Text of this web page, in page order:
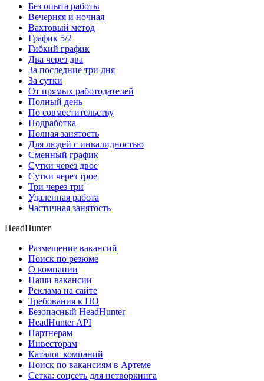
Без опыта работы
Вечерняя и ночная
Вахтовый метод
График 5/2
Гибкий график
Два через два
За последние три дня
За сутки
От прямых работодателей
Полный день
По совместительству
Подработка
Полная занятость
Для людей с инвалидностью
Сменный график
Сутки через двое
Сутки через трое
Три через три
Удаленная работа
Частичная занятость
HeadHunter
Размещение вакансий
Поиск по резюме
О компании
Наши вакансии
Реклама на сайте
Требования к ПО
Безопасный HeadHunter
HeadHunter API
Партнерам
Инвесторам
Каталог компаний
Поиск по вакансиям в Артеме
Сетка: соцсеть для нетворкинга